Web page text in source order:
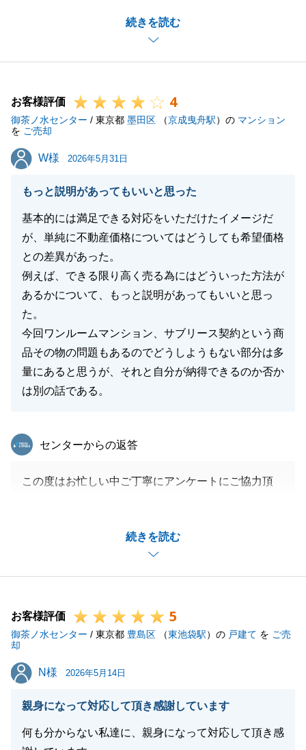
続きを読む
T様の迅速なご対応のお陰様でお取引をスムーズに進
誠にありがとうございました。
じますが、何かあればいつでもご連絡下さいませ。
今後とも何卒よろしくお願いいたします。
お客様評価 4
御茶ノ水センター / 東京都 墨田区 （京成曳舟駅）の マンション
を ご売却
W様
W様 2026年5月31日
もっと説明があってもいいと思った
基本的には満足できる対応をいただけたイメージだ
が、単純に不動産価格についてはどうしても希望価格
との差異があった。
例えば、できる限り高く売る為にはどういった方法が
あるかについて、もっと説明があってもいいと思っ
た。
今回ワンルームマンション、サブリース契約という商
品その物の問題もあるのでどうしようもない部分は多
量にあると思うが、それと自分が納得できるのか否か
は別の話である。
続きを読む
東急リバブル
センターからの返答
この度はお忙しい中ご丁寧にアンケートにご協力頂
の営業活動の糧とさせて頂き、精進して参ります。
今後とも不動産に関するお困り事がございましたら、
何なりとお申し付け下さいませ。
お客様評価 5
御茶ノ水センター / 東京都 豊島区 （東池袋駅）の 戸建て を ご売
却
N様
N様 2026年5月14日
親身になって対応して頂き感謝しています
何も分からない私達に、親身になって対応して頂き感